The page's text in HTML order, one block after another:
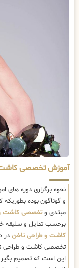
آموزش تخصصی کاشت
نحوه برگزاری دوره های
و گوناگون بوده
مبتدی وتخصصی کاشت
برحسب تمایل و سلیقه
کاشت و طراحی ناخن در
تخصصی کاشت و طراحی
این است که تصمیم